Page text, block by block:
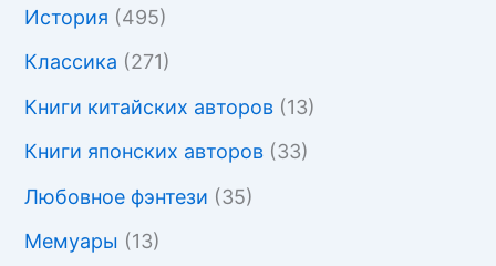
История (495)
Классика (271)
Книги китайских авторов (13)
Книги японских авторов (33)
Любовное фэнтези (35)
Мемуары (13)